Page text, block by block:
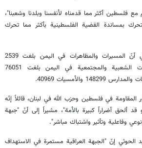
فلسطين أكثر مما قدمناه لأنفسنا وبلدنا وشعبنا"،
بمساندة القضية الفلسطينية بأكثر مما تحرك
وبالأرقام، أكد السيد الحوثي أنّ المسيرات والمظاهرات في اليمن بلغت 2539
والفعاليات 26770، والوقفات الشعبية والمجتمعية في اليمن بلغت 76051
والأمسيات 40969.
في فلسطين وحزب الله في لبنان، قائلاً إنّه
قد ألحق أضراراً كبيرة بالأمة"، مشيراً إلى أنّ "جبهة
وفاعلية وتأثير واشتباك مباشر".
الحوثي إنّ "الجبهة العراقية مستمرة في الاستهداف